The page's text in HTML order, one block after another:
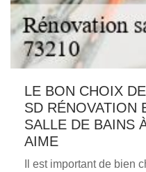
LE BON CHOIX
SD RÉNOVATION
SALLE DE BAINS
AIME
Il est important de bien